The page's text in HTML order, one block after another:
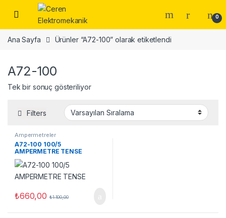
Skip to navigation
Skip to content
0
Ana Sayfa Ürünler “A72-100” olarak etiketlendi
A72-100
Tek bir sonuç gösteriliyor
Filters
Ampermetreler
A72-100 100/5
AMPERMETRE TENSE
₺660,00 ₺1.100,00